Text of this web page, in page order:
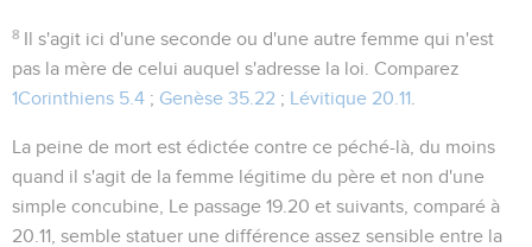
8 Il s'agit ici d'uneseconde ou d'une autre femme qui n'est
pas la mère de celui auquel s'adresse la loi. Comparez
1Corinthiens 5.4 ; Genèse 35.22 ; Lévitique 20.11
La peine de mort est édictée contre ce péché-là, du moins
quand il s'agit de la femme légitime du père et non d'une
simple concubine, Le passage 19.20 et suivants, comparé à
20.11 , semble statuer une différence assez sensible entre la